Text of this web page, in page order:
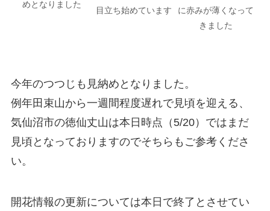
めとなりました
目立ち始めています
に赤みが薄くなって
きました
今年のつつじも見納めとなりました。
例年田束山から一週間程度遅れで見頃を迎える、
気仙沼市の徳仙丈山は本日時点（5/20）ではまだ
見頃となっておりますのでそちらもご参考くださ
い。
開花情報の更新については本日で終了とさせてい